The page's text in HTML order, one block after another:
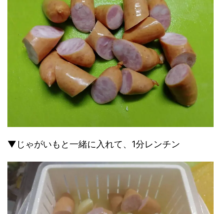
▼じゃがいもと一緒に入れて、1分レンチン